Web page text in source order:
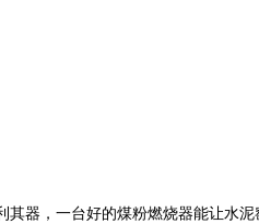
，一台好的煤粉燃烧器能让水泥